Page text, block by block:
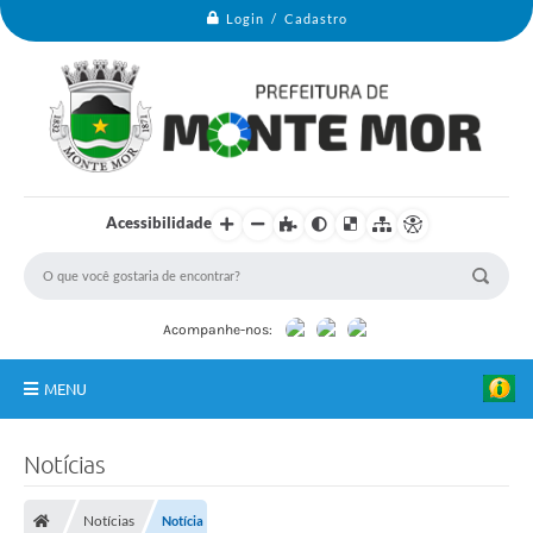
Login / Cadastro
Acessibilidade
Acompanhe-nos:
MENU
Notícias
Notícias Notícia